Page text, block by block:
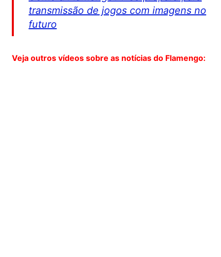
transmissão de jogos com imagens no
futuro
Veja outros vídeos sobre as notícias do Flamengo: